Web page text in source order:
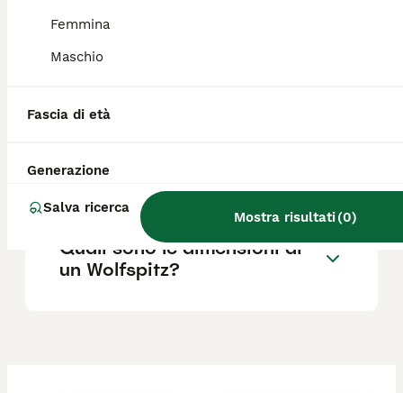
Femmina
Maschio
Fascia di età
Generazione
Salva ricerca
Mostra risultati(0)
Qual è il carattere del
Wolfspitz?
Quali sono le dimensioni di
un Wolfspitz?